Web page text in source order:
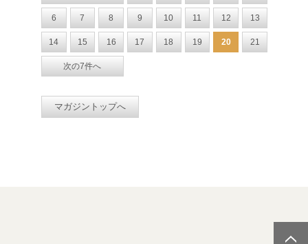
6 7 8 9 10 11 12 13
14 15 16 17 18 19 20 21
次の7件へ
マガジントップへ